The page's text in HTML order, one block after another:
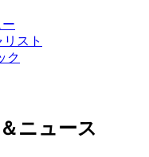
スト
ク
ニュース